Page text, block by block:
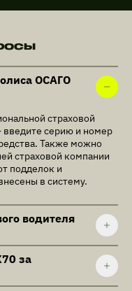
ОСАГО
страховой
серию и номер
Также можно
страховой компании
подделок и
в систему.
водителя
за